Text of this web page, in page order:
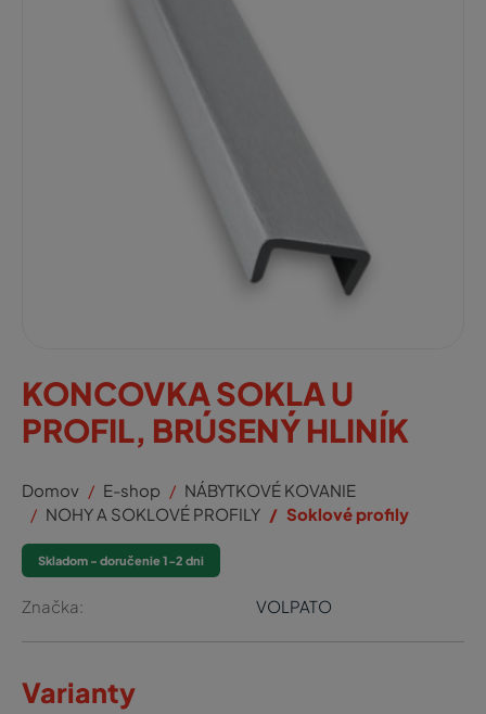
KONCOVKA SOKLA U
PROFIL, BRÚSENÝ HLINÍK
Domov E-shop
NÁBYTKOVÉ KOVANIE
NOHY A SOKLOVÉ PROFILY
Soklové profily
Skladom - doručenie 1-2 dni
Značka: VOLPATO
Varianty